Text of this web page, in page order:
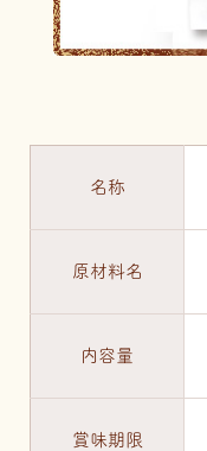
名称
原材料名
内容量
賞味期限